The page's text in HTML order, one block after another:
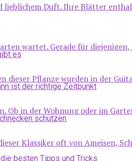
Duft. Ihre Blätter
wartet. Gerade für
Pflanze wurden in der
in der Wohnung oder im
Klassiker oft von Ameisen,